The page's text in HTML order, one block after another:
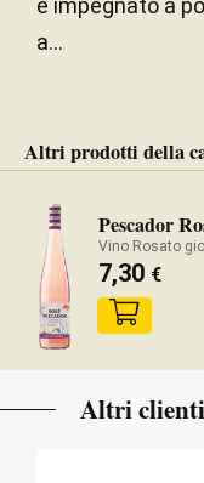
a...
Altri prodotti della
Pescador
Vino Rosato
7,30 €
Altri